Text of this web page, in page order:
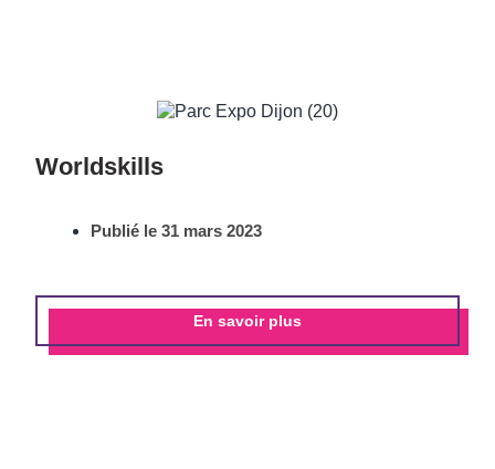
Worldskills
Publié le 31 mars 2023
En savoir plus